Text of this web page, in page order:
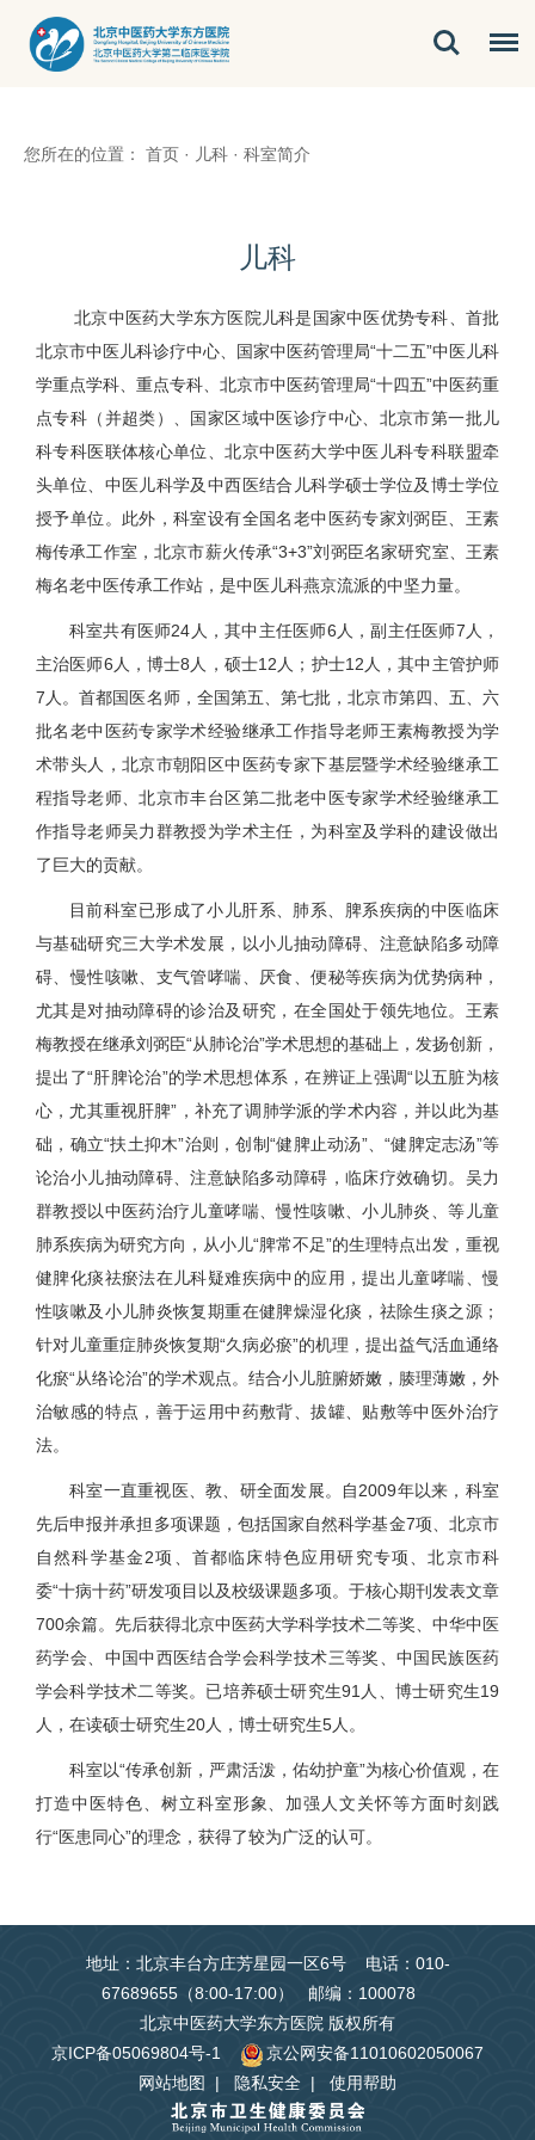
您所在的位置： 首页 · 儿科 · 科室简介
儿科
北京中医药大学东方医院儿科是国家中医优势专科、首批
北京市中医儿科诊疗中心、国家中医药管理局“十二五”中医儿科
学重点学科、重点专科、北京市中医药管理局“十四五”中医药重
点专科（并超类）、国家区域中医诊疗中心、北京市第一批儿
科专科医联体核心单位、北京中医药大学中医儿科专科联盟牵
头单位、中医儿科学及中西医结合儿科学硕士学位及博士学位
授予单位。此外，科室设有全国名老中医药专家刘弼臣、王素
梅传承工作室，北京市薪火传承“3+3”刘弼臣名家研究室、王素
梅名老中医传承工作站，是中医儿科燕京流派的中坚力量。
科室共有医师24人，其中主任医师6人，副主任医师7人，
主治医师6人，博士8人，硕士12人；护士12人，其中主管护师
7人。首都国医名师，全国第五、第七批，北京市第四、五、六
批名老中医药专家学术经验继承工作指导老师王素梅教授为学
术带头人，北京市朝阳区中医药专家下基层暨学术经验继承工
程指导老师、北京市丰台区第二批老中医专家学术经验继承工
作指导老师吴力群教授为学术主任，为科室及学科的建设做出
了巨大的贡献。
目前科室已形成了小儿肝系、肺系、脾系疾病的中医临床
与基础研究三大学术发展，以小儿抽动障碍、注意缺陷多动障
碍、慢性咳嗽、支气管哮喘、厌食、便秘等疾病为优势病种，
尤其是对抽动障碍的诊治及研究，在全国处于领先地位。王素
梅教授在继承刘弼臣“从肺论治”学术思想的基础上，发扬创新，
提出了“肝脾论治”的学术思想体系，在辨证上强调“以五脏为核
心，尤其重视肝脾”，补充了调肺学派的学术内容，并以此为基
础，确立“扶土抑木”治则，创制“健脾止动汤”、“健脾定志汤”等
论治小儿抽动障碍、注意缺陷多动障碍，临床疗效确切。吴力
群教授以中医药治疗儿童哮喘、慢性咳嗽、小儿肺炎、等儿童
肺系疾病为研究方向，从小儿“脾常不足”的生理特点出发，重视
健脾化痰祛瘀法在儿科疑难疾病中的应用，提出儿童哮喘、慢
性咳嗽及小儿肺炎恢复期重在健脾燥湿化痰，祛除生痰之源；
针对儿童重症肺炎恢复期“久病必瘀”的机理，提出益气活血通络
化瘀“从络论治”的学术观点。结合小儿脏腑娇嫩，腠理薄嫩，外
治敏感的特点，善于运用中药敷背、拔罐、贴敷等中医外治疗
法。
科室一直重视医、教、研全面发展。自2009年以来，科室
先后申报并承担多项课题，包括国家自然科学基金7项、北京市
自然科学基金2项、首都临床特色应用研究专项、北京市科
委“十病十药”研发项目以及校级课题多项。于核心期刊发表文章
700余篇。先后获得北京中医药大学科学技术二等奖、中华中医
药学会、中国中西医结合学会科学技术三等奖、中国民族医药
学会科学技术二等奖。已培养硕士研究生91人、博士研究生19
人，在读硕士研究生20人，博士研究生5人。
科室以“传承创新，严肃活泼，佑幼护童”为核心价值观，在
打造中医特色、树立科室形象、加强人文关怀等方面时刻践
行“医患同心”的理念，获得了较为广泛的认可。
地址：北京丰台方庄芳星园一区6号 电话：010-
67689655（8:00-17:00） 邮编：100078
北京中医药大学东方医院 版权所有
京ICP备05069804号-1
京公网安备11010602050067
网站地图
| 隐私安全 | 使用帮助